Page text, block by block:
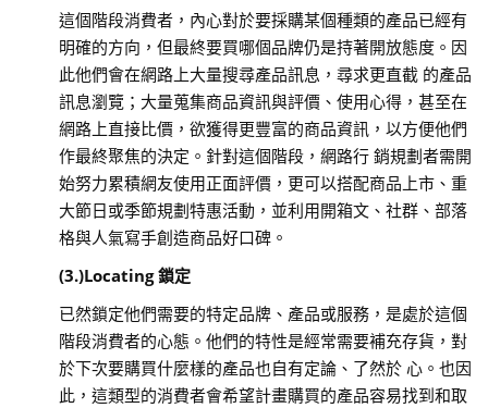
這個階段消費者，內心對於要採購某個種類的產品已經有
明確的方向，但最終要買哪個品牌仍是持著開放態度。因
此他們會在網路上大量搜尋產品訊息，尋求更直截 的產品
訊息瀏覽；大量蒐集商品資訊與評價、使用心得，甚至在
網路上直接比價，欲獲得更豐富的商品資訊，以方便他們
作最終聚焦的決定。針對這個階段，網路行 銷規劃者需開
始努力累積網友使用正面評價，更可以搭配商品上市、重
大節日或季節規劃特惠活動，並利用開箱文、社群、部落
格與人氣寫手創造商品好口碑。
(3.)Locating 鎖定
已然鎖定他們需要的特定品牌、產品或服務，是處於這個
階段消費者的心態。他們的特性是經常需要補充存貨，對
於下次要購買什麼樣的產品也自有定論、了然於 心。也因
此，這類型的消費者會希望計畫購買的產品容易找到和取